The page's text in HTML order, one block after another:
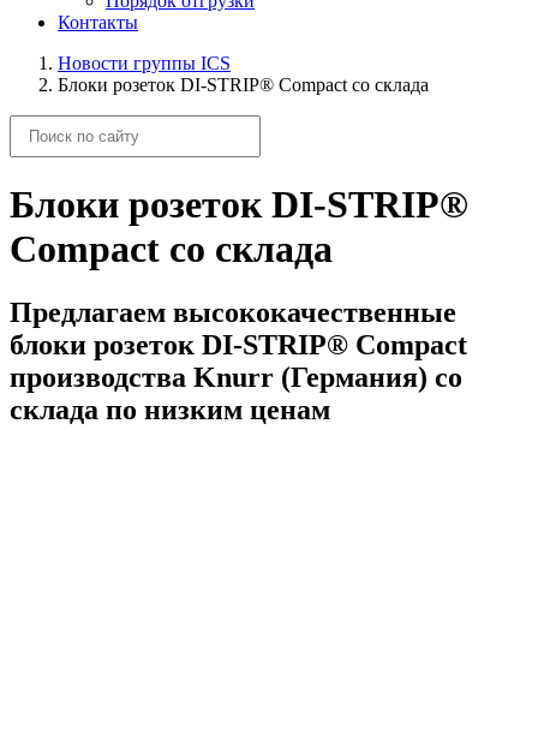
Контакты
Новости группы ICS
Блоки розеток DI-STRIP® Compact со склада
Блоки розеток DI-STRIP®
Compact со склада
Предлагаем высококачественные
блоки розеток DI-STRIP® Compact
производства Knurr (Германия) со
склада по низким ценам